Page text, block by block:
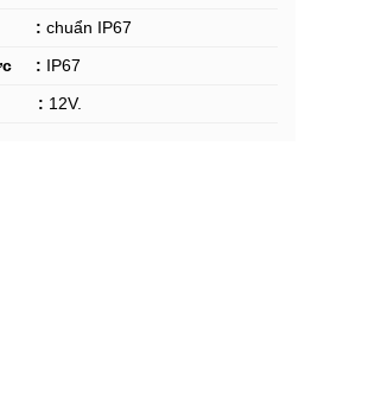
: chuẩn IP67
: IP67
: 12V.